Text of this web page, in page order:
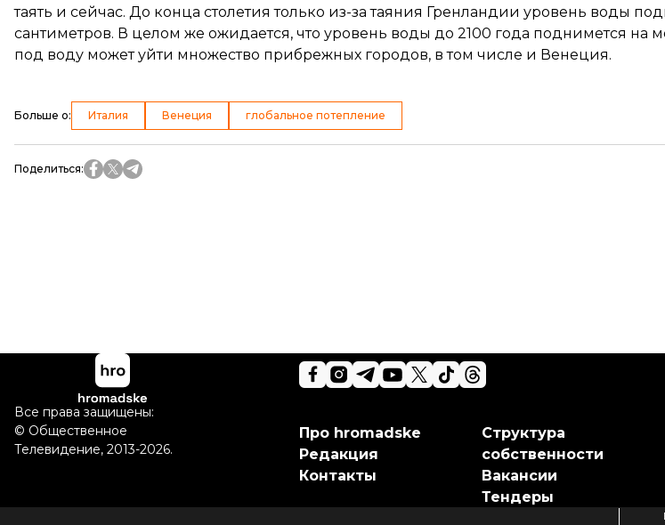
таять и сейчас. До конца столетия только из-за таяния Гренландии уровень воды
сантиметров. В целом же ожидается, что уровень воды до 2100 года поднимется на
под воду может уйти множество прибрежных городов, в том числе и Венеция.
Больше о: Италия Венеция глобальное потепление
Поделиться:
Про hromadske
Редакция
Контакты
Структура
собственности
Вакансии
Тендеры
Все права защищены:
© Общественное
Телевидение, 2013-2026.